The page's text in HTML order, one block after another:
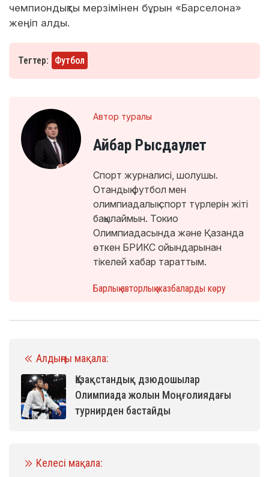
чемпиондықты мерзімінен бұрын «Барселона»
жеңіп алды.
Тегтер: Футбол
Автор туралы
Айбар Рысдаулет
Спорт журналисі, шолушы.
Отандық футбол мен
олимпиадалық спорт түрлерін жіті
бақылаймын. Токио
Олимпиадасында және Қазанда
өткен БРИКС ойындарынан
тікелей хабар тараттым.
Барлық авторлық жазбаларды көру
Алдыңғы мақала:
Қазақстандық дзюдошылар
Олимпиада жолын Моңғолиядағы
турнирден бастайды
Келесі мақала: